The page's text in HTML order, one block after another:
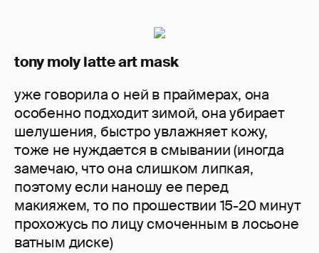
tony moly latte art mask
уже говорила о ней в праймерах, она
особенно подходит зимой, она убирает
шелушения, быстро увлажняет кожу,
тоже не нуждается в смывании (иногда
замечаю, что она слишком липкая,
поэтому если наношу ее перед
макияжем, то по прошествии 15-20 минут
прохожусь по лицу смоченным в лосьоне
ватным диске)